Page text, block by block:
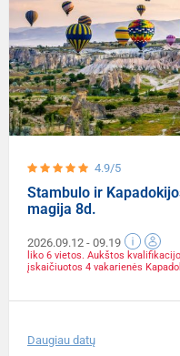
4.9/5
Stambulo ir
magija 8d.
2026.09.12 - 09.19
liko 6 vietos. Aukštos
įskaičiuotos 4 vakarienės
Daugiau datų